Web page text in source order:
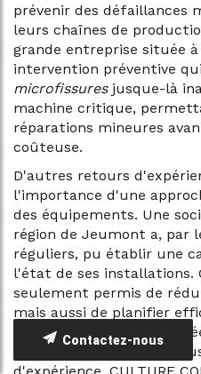
prévenir des défaillances
leurs chaînes de
grande entreprise située
intervention préventive
microfissuresjusque-là
machine critique,
réparations mineures
coûteuse.
D'autres retours
l'importance d'une
des équipements. Une
région de Jeumont a, par
réguliers, pu établir une
l'état de ses installations.
seulement permis de
mais aussi de planifier
maintenances
productivité globale de
Contactez-nous